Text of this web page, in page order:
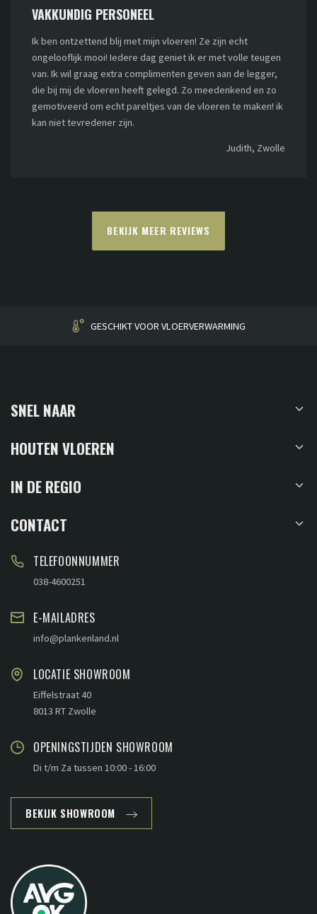
VAKKUNDIG PERSONEEL
Ik ben ontzettend blij met mijn vloeren! Ze zijn echt
ongelooflijk mooi! Iedere dag geniet ik er met volle teugen
van. Ik wil graag extra complimenten geven aan de legger,
die bij mij de vloeren heeft gelegd. Zo meedenkend en zo
gemotiveerd om echt pareltjes van de vloeren te maken! ik
kan niet tevredener zijn.
Judith, Zwolle
BEKIJK MEER REVIEWS
HUISGEMAAKT
SNEL NAAR
HOUTEN VLOEREN
IN DE REGIO
CONTACT
TELEFOONNUMMER
038-4600251
E-MAILADRES
info@plankenland.nl
LOCATIE SHOWROOM
Eiffelstraat 40
8013 RT Zwolle
OPENINGSTIJDEN SHOWROOM
Di t/m Za tussen 10:00 - 16:00
BEKIJK SHOWROOM